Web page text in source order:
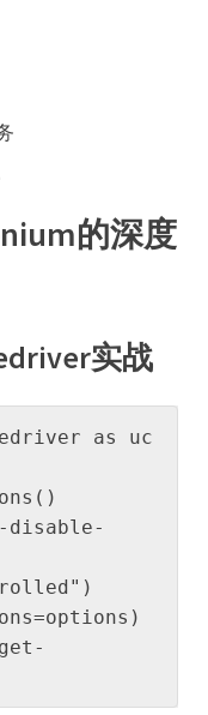
的深度
实战​
as uc
disable-